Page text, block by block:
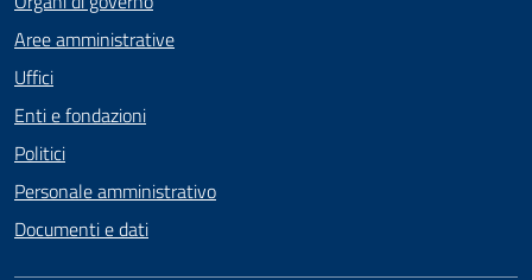
Aree amministrative
Uffici
Enti e fondazioni
Politici
Personale amministrativo
Documenti e dati